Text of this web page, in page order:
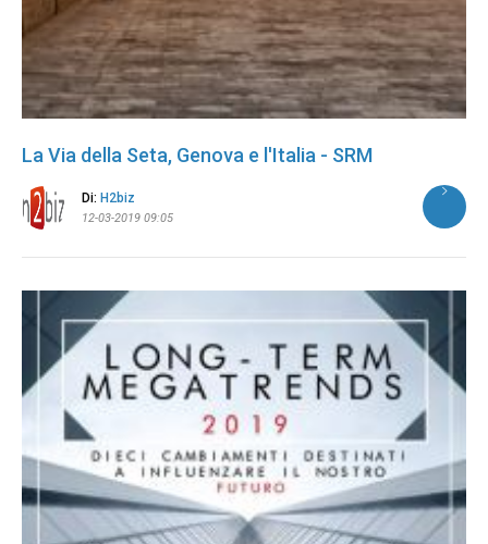
La Via della Seta, Genova e l'Italia - SRM
Di: H2biz
12-03-2019 09:05